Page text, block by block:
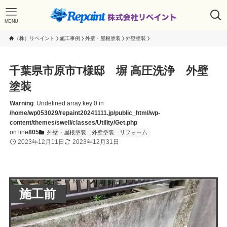
MENU
（株）リペイント 施工事例 外壁・屋根塗装 外壁塗装
千葉県市原市T様邸 塀 高圧洗浄 外壁
塗装
Warning: Undefined array key 0 in
/home/wp053029/repaint20241111.jp/public_html/wp-
content/themes/swell/classes/Utility/Get.php
on line805 外壁・屋根塗装 外壁塗装 リフォーム
2023年12月11日 2023年12月31日
施工前